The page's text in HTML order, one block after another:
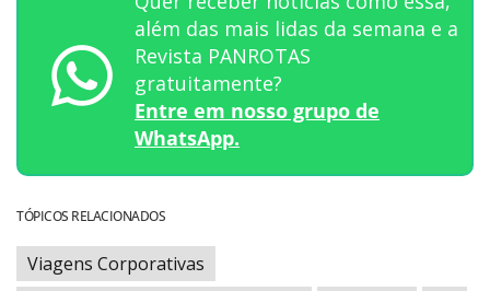
além das mais lidas da semana e a
Revista PANROTAS
gratuitamente?
Entre em nosso grupo de
WhatsApp.
TÓPICOS RELACIONADOS
Viagens Corporativas